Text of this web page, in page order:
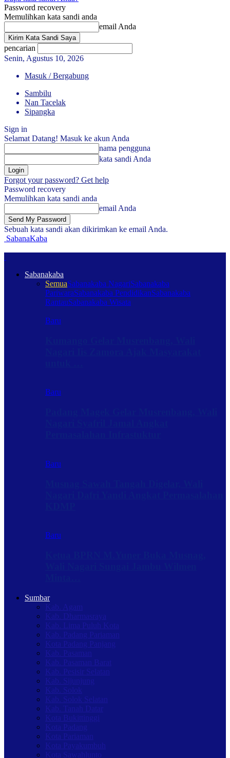
Password recovery
Memulihkan kata sandi anda
email Anda
pencarian
Senin, Agustus 10, 2026
Masuk / Bergabung
Sambilu
Nan Tacelak
Sipangka
Sign in
Selamat Datang! Masuk ke akun Anda
nama pengguna
kata sandi Anda
Forgot your password? Get help
Password recovery
Memulihkan kata sandi anda
email Anda
Sebuah kata sandi akan dikirimkan ke email Anda.
SabanaKaba
Sabanakaba
SemuaSabanakaba NagariSabanakaba
PariwaraSabanakaba PendidikanSabanakaba
RantauSabanakaba Wisata
Baru
Baru
Baru
Baru
Sumbar
Kab. Agam
Kab. Dharmasraya
Kab. Lima Puluh Kota
Kab. Padang Pariaman
Kota Padang Panjang
Kab. Pasaman
Kab. Pasaman Barat
Kab. Pesisir Selatan
Kab. Sijunjung
Kab. Solok
Kab. Solok Selatan
Kab. Tanah Datar
Kota Bukittinggi
Kota Padang
Kota Pariaman
Kota Payakumbuh
Kota Sawahlunto